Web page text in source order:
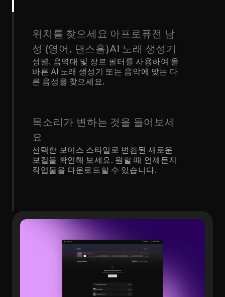
위치를 찾으세요 아프로퓨전 남
성 (영어, 댄스홀)AI 노래 생성기
성별, 음역대 및 장르 필터를 사용하여 올
바른 AI 노래 생성기 또는 음악에 맞는 다
른 음성을 찾으세요.
목소리가 변하는 것을 들어보세
요
선택한 보이스 스타일로 변환된 새로운
보컬을 확인해 보세요. 원할 때 언제든지
작업물을 다운로드할 수 있습니다.